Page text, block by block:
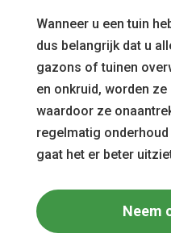
Wanneer u een tuin
dus belangrijk dat u
gazons of tuinen
en onkruid, worden
waardoor ze
regelmatig
gaat het er beter
Neem